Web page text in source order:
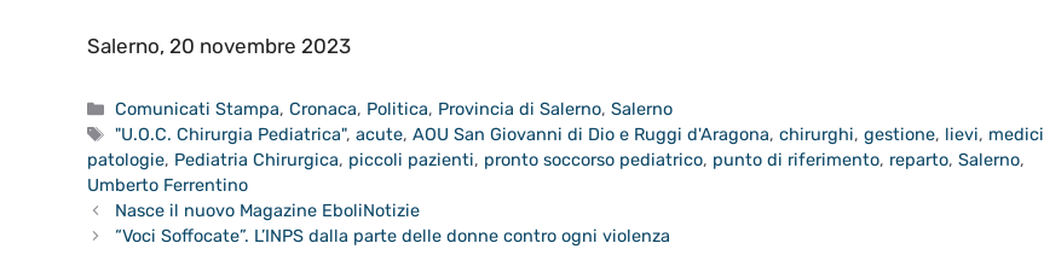
Salerno, 20 novembre 2023
Categorie
Comunicati Stampa,Cronaca, Politica, Provincia di Salerno,Salerno
Tag
"U.O.C. Chirurgia Pediatrica",acute,AOU San Giovanni di Dio e Ruggi d'Aragona,chirurghi,gestione, lievi, medici
patologie, Pediatria Chirurgica, piccoli pazienti, pronto soccorso pediatrico, punto di riferimento, reparto, Salerno,
Umberto Ferrentino
Nasce il nuovo Magazine EboliNotizie
“Voci Soffocate”. L’INPS dalla parte delle donne contro ogni violenza